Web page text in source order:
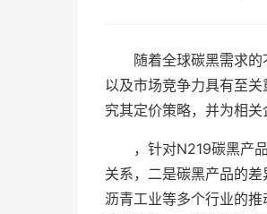
随着全球碳黑需求
以及市场竞争力具有至
究其定价策略，并为相关
，针对N219碳黑产
关系，二是碳黑产品的
沥青工业等多个行业的